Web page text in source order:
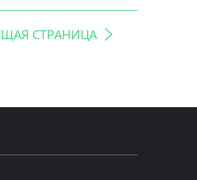
СТРАНИЦА